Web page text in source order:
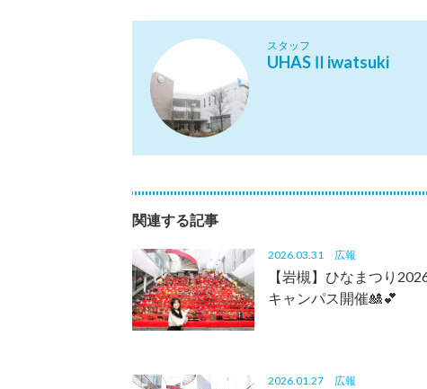
スタッフ
UHASⅡiwatsuki
関連する記事
2026.03.31 広報
【岩槻】ひなまつり
キャンパス開催🎎💕
2026.01.27 広報